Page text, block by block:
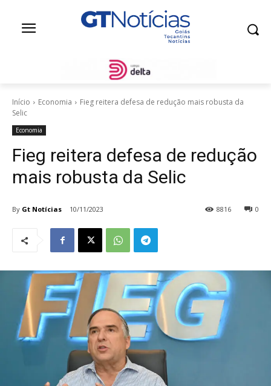
Início Economia
Fieg reitera defesa de redução mais robusta da
Selic
Economia
Fieg reitera defesa de redução
mais robusta da Selic
By Gt Notícias 10/11/2023 0
8816